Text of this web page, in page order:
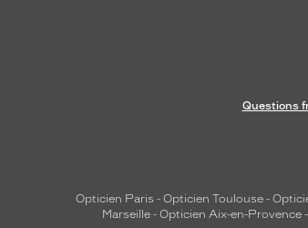
Questions
Opticien Paris - Opticien Toulouse -
Marseille - Opticien Aix-en-Provence -